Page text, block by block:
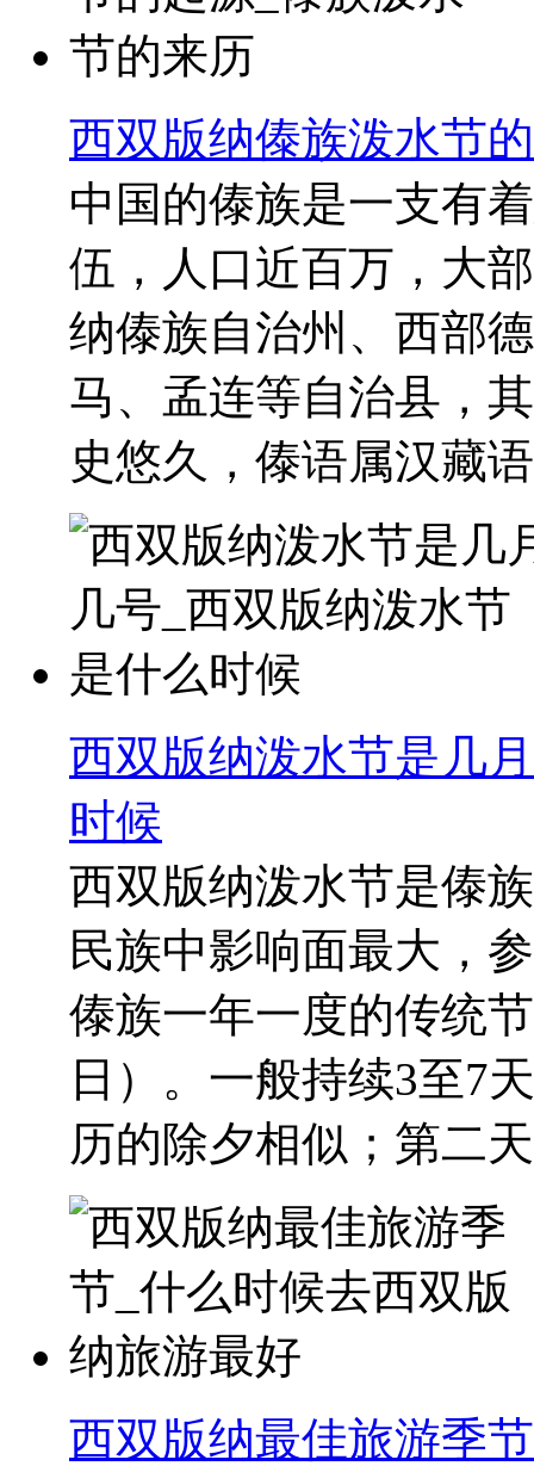
西双版纳傣族泼水节
中国的傣族是一支有
伍，人口近百万，大
纳傣族自治州、西部
马、孟连等自治县，
史悠久，傣语属汉藏
西双版纳泼水节是几
时候
西双版纳泼水节是傣
民族中影响面最大，
傣族一年一度的传统
日）。一般持续3至7
历的除夕相似；第二
西双版纳最佳旅游季